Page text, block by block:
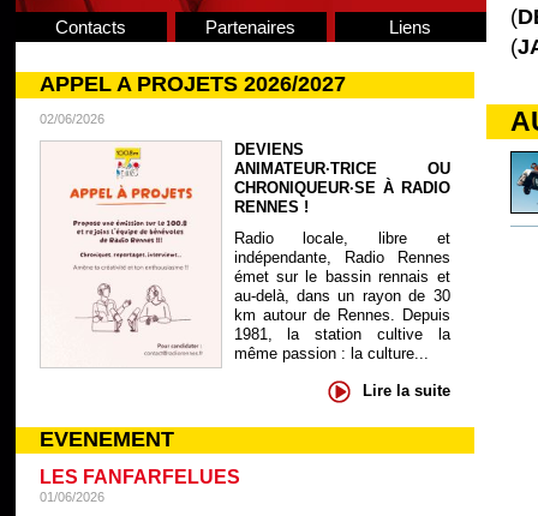
Contacts Partenaires Liens
APPEL A PROJETS 2026/2027
02/06/2026
DEVIENS
ANIMATEUR·TRICE OU
CHRONIQUEUR·SE À RADIO
RENNES !
Radio locale, libre et
indépendante, Radio Rennes
émet sur le bassin rennais et
au-delà, dans un rayon de 30
km autour de Rennes. Depuis
1981, la station cultive la
même passion : la culture...
Lire la suite
EVENEMENT
LES FANFARFELUES
01/06/2026
(
(